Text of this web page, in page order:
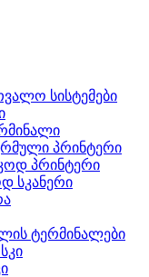
პრინტერი
პრინტერი
სკანერი
ტერმინალები